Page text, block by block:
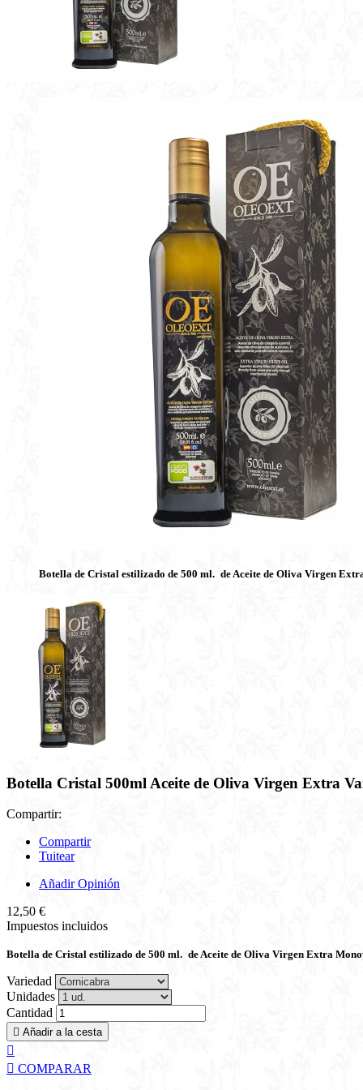
Botella de Cristal estilizado de 500 ml. de Aceite de Oliva Virgen
Botella Cristal 500ml Aceite de Oliva Virgen Extra
Compartir:
Compartir
Tuitear
Añadir Opinión
12,50 €
Impuestos incluidos
Botella de Cristal estilizado de 500 ml. de Aceite de Oliva Virgen Extra
Variedad
Unidades
Cantidad
 Añadir a la cesta

 COMPARAR